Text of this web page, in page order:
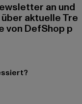
an und
aktuelle Tre
von DefShop p